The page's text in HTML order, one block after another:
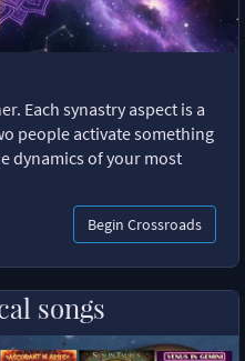
Each synastry aspect is a
people activate something
dynamics of your most
Begin Crossroads
songs